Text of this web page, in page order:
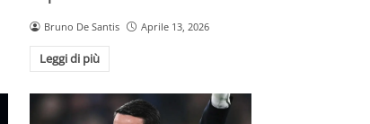
Bruno De Santis Aprile 13, 2026
Leggi di più